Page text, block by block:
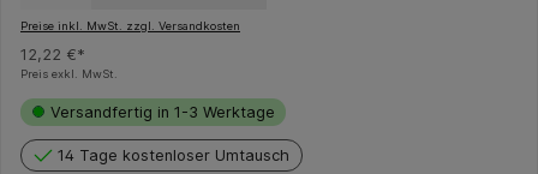
Preise inkl. MwSt. zzgl. Versandkosten
12,22 €*
Preis exkl. MwSt.
Versandfertig in 1-3 Werktage
14 Tage kostenloser Umtausch